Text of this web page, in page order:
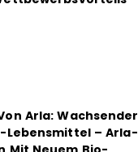
Arla: Wachsender
Lebensmittel – Arla-